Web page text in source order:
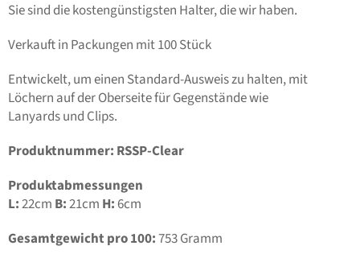
Sie sind die kostengünstigsten Halter, die wir haben.
Verkauft in Packungen mit 100 Stück
Entwickelt, um einen Standard-Ausweis zu halten, mit
Löchern auf der Oberseite für Gegenstände wie
Lanyardsund Clips.
Produktnummer: RSSP-Clear
Produktabmessungen
L:22cm B:21cm H:6cm
Gesamtgewicht pro 100:753 Gramm